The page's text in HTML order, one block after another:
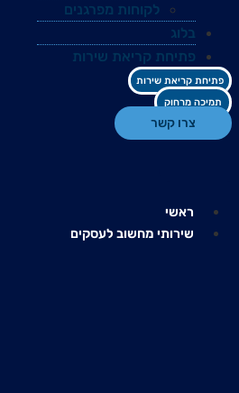
לקוחות מפרגנים
בלוג
פתיחת קריאת שירות
פתיחת קריאת שירות
תמיכה מרחוק
צרו קשר
ראשי
שירותי מחשוב לעסקים